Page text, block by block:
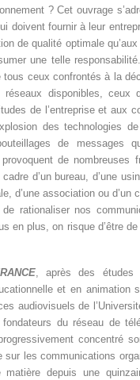
? Cet ouvrage
doivent fournir à leur
de qualité optimale
une telle
tous ceux confrontés à la
disponibles, ceux
de l’entreprise et aux
des technologies
de messages
de nombreuses
d’un bureau, d’une
d’une association ou d’un
de rationaliser nos
en plus, on risque d’être
, après des études
et en animation
audiovisuels de
du réseau de
concentré
sur les communications
matière depuis une